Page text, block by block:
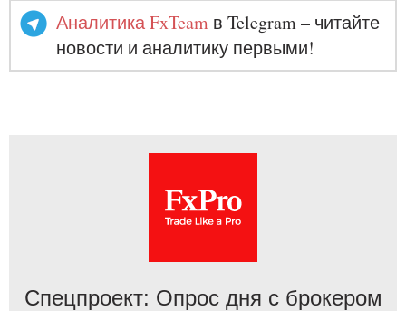
Аналитика FxTeam в Telegram – читайте
новости и аналитику первыми!
Спецпроект: Опрос дня с брокером